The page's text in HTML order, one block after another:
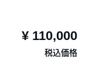
¥ 110,000
税込価格